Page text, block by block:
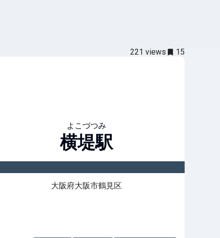
221 views 15
よこづつみ
横堤駅
大阪府大阪市鶴見区